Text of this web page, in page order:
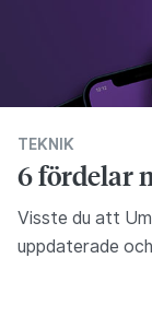
TEKNIK
6 fördelar
Visste du att
uppdaterade